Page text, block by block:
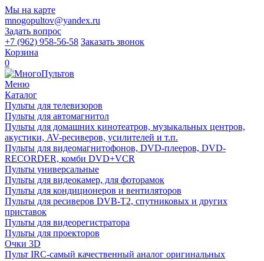
Мы на карте
mnogopultov@yandex.ru
Задать вопрос
+7 (962) 958-56-58 Заказать звонок
Корзина
0
Меню
Каталог
Пульты для телевизоров
Пульты для автомагнитол
Пульты для домашних кинотеатров, музыкальных центров,
акустики, AV-ресиверов, усилителей и т.п.
Пульты для видеомагнитофонов, DVD-плееров, DVD-
RECORDER, комби DVD+VCR
Пульты универсальные
Пульты для видеокамер, для фоторамок
Пульты для кондиционеров и вентиляторов
Пульты для ресиверов DVB-T2, спутниковых и других
приставок
Пульты для видеорегистратора
Пульты для проекторов
Очки 3D
Пульт IRC-самый качественный аналог оригинальных